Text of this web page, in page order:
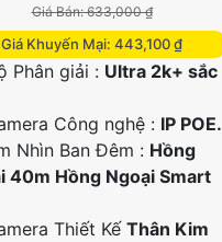
Giá Bán: 633,000 ₫
Giá Khuyến Mại: 443,100 ₫
Phân giải : Ultra 2k+ sắc
Công nghệ : IP POE.
Nhìn Ban Đêm : Hồng
40m Hồng Ngoại Smart
Thiết KếThân Kim